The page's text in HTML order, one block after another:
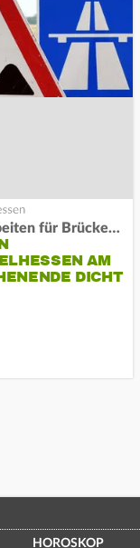
Vorarbeiten für Brücken-Neubau
AM
DICHT
HOROSKOP